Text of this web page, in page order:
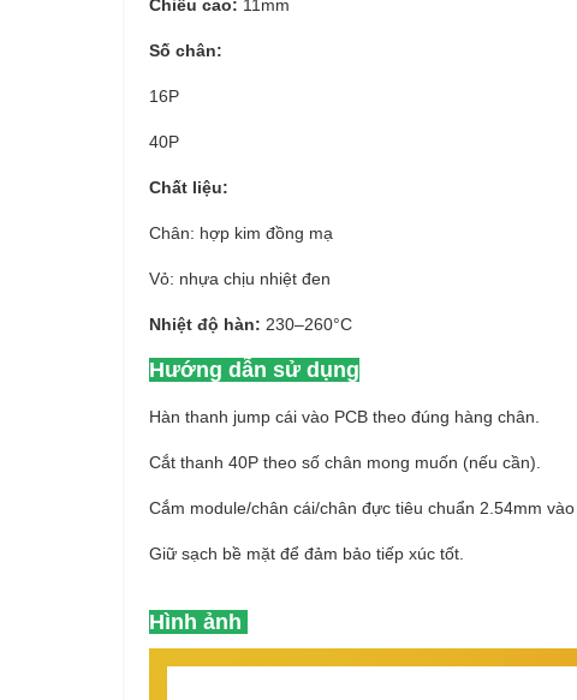
Chiều cao: 11mm
Số chân:
16P
40P
Chất liệu:
Chân: hợp kim đồng mạ
Vỏ: nhựa chịu nhiệt đen
Nhiệt độ hàn: 230–260°C
Hướng dẫn sử dụng
Hàn thanh jump cái vào PCB theo đúng hàng chân.
Cắt thanh 40P theo số chân mong muốn (nếu cần).
Cắm module/chân cái/chân đực tiêu chuẩn 2.54mm vào
Giữ sạch bề mặt để đảm bảo tiếp xúc tốt.
Hình ảnh